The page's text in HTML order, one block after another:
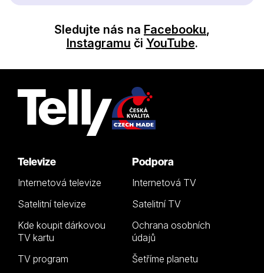
Sledujte nás na Facebooku,
Instagramu či YouTube.
Televize
Internetová televize
Satelitní televize
Kde koupit dárkovou
TV kartu
TV program
Podpora
Internetová TV
Satelitní TV
Ochrana osobních
údajů
Šetříme planetu